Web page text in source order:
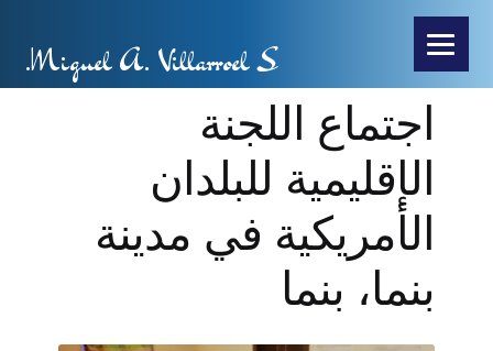
Miguel A. Villarroel S.
اجتماع اللجنة
الإقليمية للبلدان
الأمريكية في مدينة
بنما، بنما